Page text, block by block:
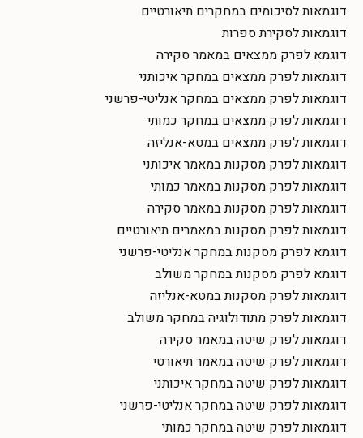
דוגמאות לסיכומים במחקרים תיאורטיים
דוגמאות לסקירת ספרות
דוגמא לפרק ממצאים במאמר סקירה
דוגמאות לפרק ממצאים במחקר איכותני
דוגמאות לפרק ממצאים במחקר אנליטי-פרשני
דוגמאות לפרק ממצאים במחקר כמותי
דוגמאות לפרק ממצאים במטא-אנליזה
דוגמאות לפרק מסקנות במאמר איכותני
דוגמאות לפרק מסקנות במאמר כמותי
דוגמאות לפרק מסקנות במאמר סקירה
דוגמאות לפרק מסקנות במאמרים תיאורטיים
דוגמא לפרק מסקנות במחקר אנליטי-פרשני
דוגמא לפרק מסקנות במחקר משולב
דוגמאות לפרק מסקנות במטא-אנליזה
דוגמאות לפרק מתודולוגיה במחקר משולב
דוגמאות לפרק שיטה במאמר סקירה
דוגמאות לפרק שיטה במאמר תיאורטי
דוגמאות לפרק שיטה במחקר איכותני
דוגמאות לפרק שיטה במחקר אנליטי-פרשני
דוגמאות לפרק שיטה במחקר כמותי